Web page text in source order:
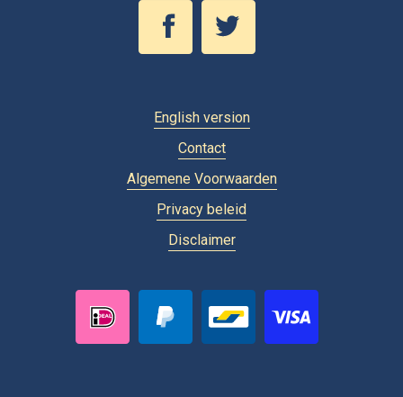
English version
Contact
Algemene Voorwaarden
Privacy beleid
Disclaimer